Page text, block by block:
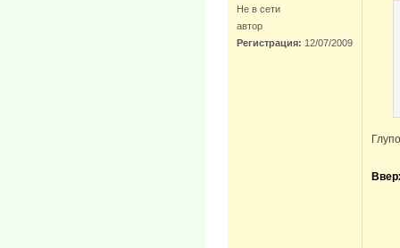
Не в сети
автор
Регистрация: 12/07/2009